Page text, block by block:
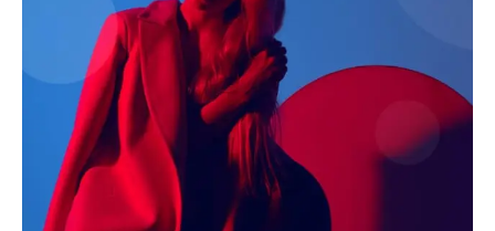
About Us
Privacy Policy
Terms of Use Agreement
Facebook
X WhatsApp
Share